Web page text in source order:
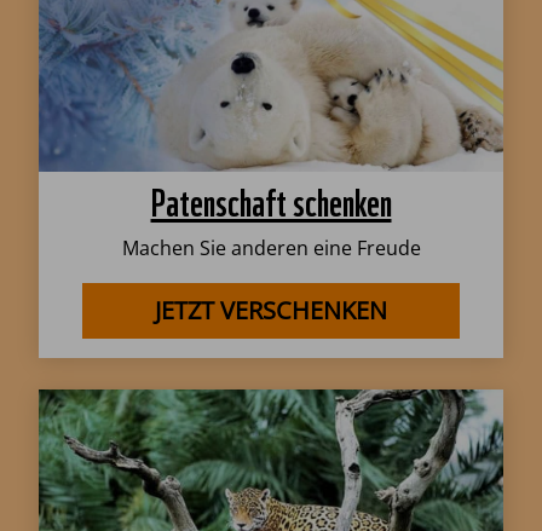
Patenschaft schenken
Machen Sie anderen eine Freude
JETZT VERSCHENKEN